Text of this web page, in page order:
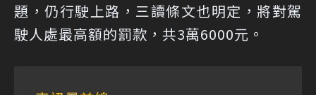
題，仍行駛上路，三讀條文也明定，將對駕
駛人處最高額的罰款，共3萬6000元。